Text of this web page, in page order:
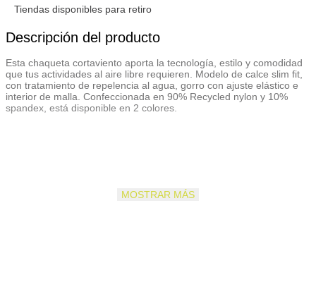
Tiendas disponibles para retiro
Descripción del producto
Esta chaqueta cortaviento aporta la tecnología, estilo y comodidad
que tus actividades al aire libre requieren. Modelo de calce slim fit,
con tratamiento de repelencia al agua, gorro con ajuste elástico e
interior de malla. Confeccionada en 90% Recycled nylon y 10%
spandex, está disponible en 2 colores.
MOSTRAR MÁS